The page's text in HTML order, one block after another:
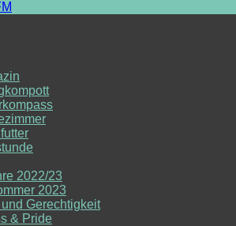
2022/23
2023
Gerechtigkeit
& Pride